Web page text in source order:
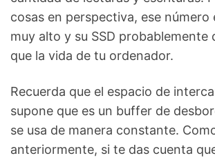
cosas en perspectiva, ese número
muy alto y su SSD probablemente
que la vida de tu ordenador.
Recuerda que el espacio de
supone que es un buffer de
se usa de manera constante.
anteriormente, si te das cuenta